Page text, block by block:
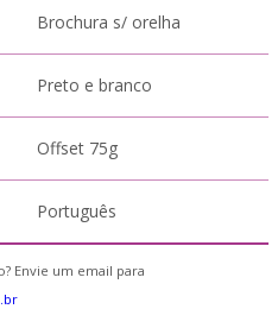
Brochura s/ orelha
Preto e branco
Offset 75g
Português
Envie um email para